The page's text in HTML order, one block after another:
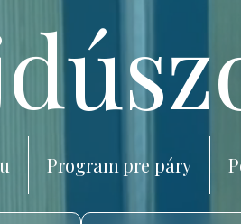
Program pre páry